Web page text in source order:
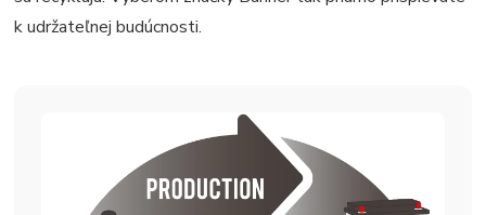
k udržateľnej budúcnosti.